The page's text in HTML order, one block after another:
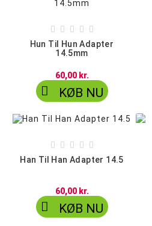
    
Hun Til Hun Adapter
14.5mm
60,00 kr.
 KØB NU
    
Han Til Han Adapter 14.5
60,00 kr.
 KØB NU